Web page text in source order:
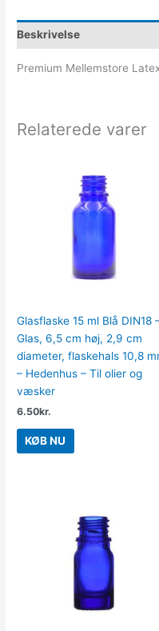
Beskrivelse
Premium Mellemstore
Relaterede varer
Glasflaske 15 ml Blå DIN18
Glas, 6,5 cm høj, 2,9 cm
diameter, flaskehals 10,8
– Hedenhus – Til olier og
væsker
6.50kr.
KØB NU